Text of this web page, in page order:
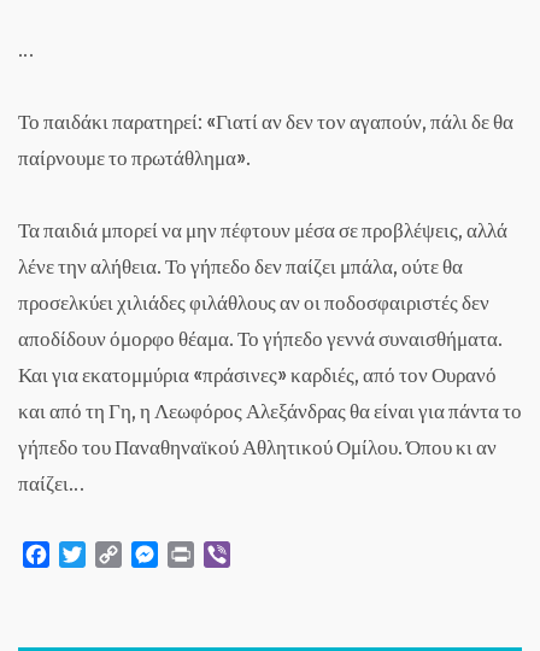
…
Το παιδάκι παρατηρεί: «Γιατί αν δεν τον αγαπούν, πάλι δε θα
παίρνουμε το πρωτάθλημα».
Τα παιδιά μπορεί να μην πέφτουν μέσα σε προβλέψεις, αλλά
λένε την αλήθεια. Το γήπεδο δεν παίζει μπάλα, ούτε θα
προσελκύει χιλιάδες φιλάθλους αν οι ποδοσφαιριστές δεν
αποδίδουν όμορφο θέαμα. Το γήπεδο γεννά συναισθήματα.
Και για εκατομμύρια «πράσινες» καρδιές, από τον Ουρανό
και από τη Γη, η Λεωφόρος Αλεξάνδρας θα είναι για πάντα το
γήπεδο του Παναθηναϊκού Αθλητικού Ομίλου. Όπου κι αν
παίζει…
Facebook
Twitter
Copy
Messenger
Print